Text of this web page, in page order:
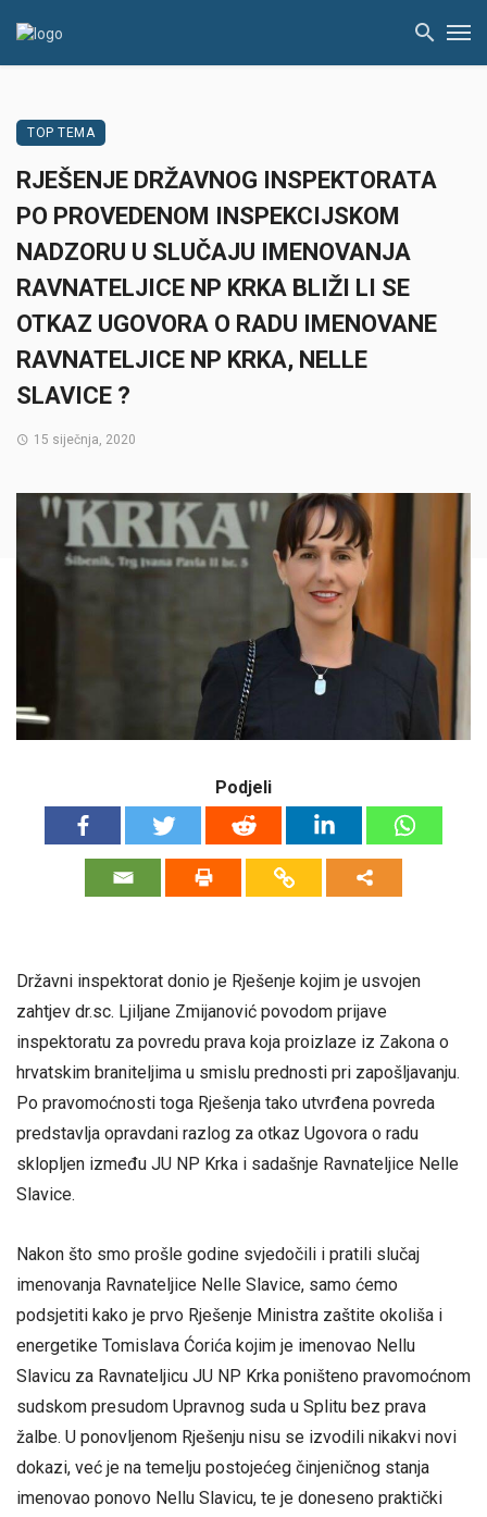
TOP TEMA
RJEŠENJE DRŽAVNOG INSPEKTORATA
PO PROVEDENOM INSPEKCIJSKOM
NADZORU U SLUČAJU IMENOVANJA
RAVNATELJICE NP KRKA BLIŽI LI SE
OTKAZ UGOVORA O RADU IMENOVANE
RAVNATELJICE NP KRKA, NELLE
SLAVICE ?
15 siječnja, 2020
Podjeli
Državni inspektorat donio je Rješenje kojim je usvojen
zahtjev dr.sc. Ljiljane Zmijanović povodom prijave
inspektoratu za povredu prava koja proizlaze iz Zakona o
hrvatskim braniteljima u smislu prednosti pri zapošljavanju.
Po pravomoćnosti toga Rješenja tako utvrđena povreda
predstavlja opravdani razlog za otkaz Ugovora o radu
sklopljen između JU NP Krka i sadašnje Ravnateljice Nelle
Slavice.
Nakon što smo prošle godine svjedočili i pratili slučaj
imenovanja Ravnateljice Nelle Slavice, samo ćemo
podsjetiti kako je prvo Rješenje Ministra zaštite okoliša i
energetike Tomislava Ćorića kojim je imenovao Nellu
Slavicu za Ravnateljicu JU NP Krka poništeno pravomoćnom
sudskom presudom Upravnog suda u Splitu bez prava
žalbe. U ponovljenom Rješenju nisu se izvodili nikakvi novi
dokazi, već je na temelju postojećeg činjeničnog stanja
imenovao ponovo Nellu Slavicu, te je doneseno praktički